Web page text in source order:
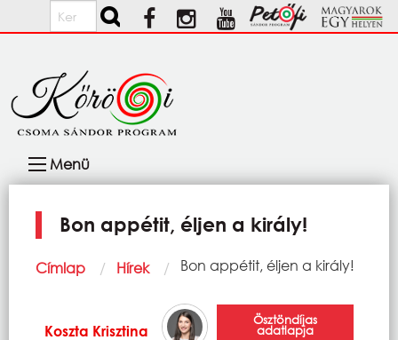
Ugrás a tartalomra
Keresés
navigáció
Menü
Bon appétit, éljen a király!
Morzsa
Címlap Hírek Current:
Bon appétit, éljen a király!
Koszta Krisztina
Ösztöndíjas
adatlapja